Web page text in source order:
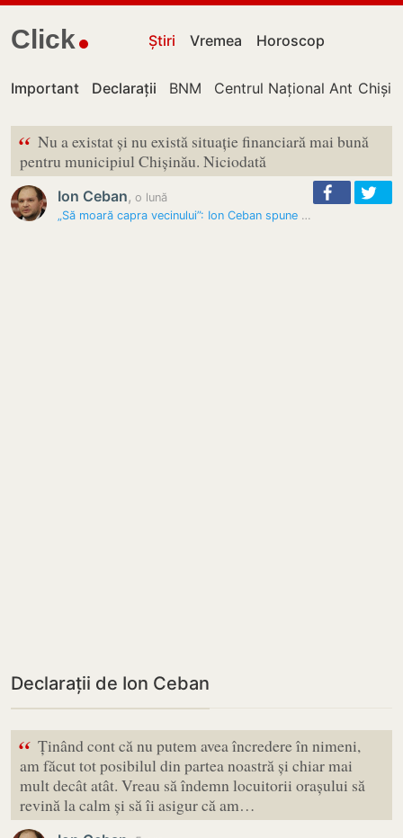
Click Știri Vremea Horoscop
Important Declarații BNM Centrul Național
“ Nu a existat și nu există situație financiară mai bună
pentru municipiul Chișinău. Niciodată
Ion Ceban, o lună
„Să moară capra vecinului”: Ion Ceban spune că Primăria Chișinău nu a…
Declarații de Ion Ceban
“ Ținând cont că nu putem avea încredere în nimeni,
am făcut tot posibilul din partea noastră și chiar mai
mult decât atât. Vreau să îndemn locuitorii orașului să
revină la calm și să îi asigur că am…